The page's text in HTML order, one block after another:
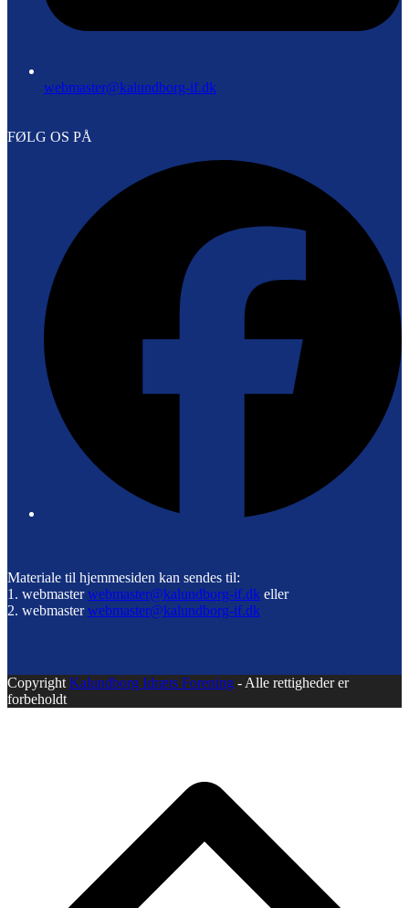
webmaster@kalundborg-if.dk
FØLG OS PÅ
Materiale til hjemmesiden kan sendes til:
1. webmasterwebmaster@kalundborg-if.dk eller
2. webmasterwebmaster@kalundborg-if.dk
Copyright Kalundborg Idræts Forening - Alle rettigheder er
forbeholdt